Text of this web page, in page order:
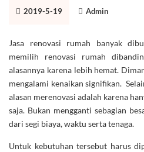
2019-5-19 Admin
Jasa renovasi rumah banyak
memilih renovasi rumah
alasannya karena lebih hemat.
mengalami kenaikan signifikan.
alasan merenovasi adalah karena
saja. Bukan mengganti sebagian
dari segi biaya, waktu serta tenaga.
Untuk kebutuhan tersebut harus